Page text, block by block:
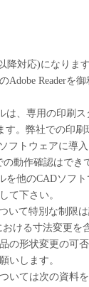
降対応)になりま
Readerを御
は、専用の印刷ス
す。弊社での印刷
フトウェアに導入
動作確認はでき
を他のCADソフト
て下さい。
いて特別な制限
ける寸法変更を
の形状変更の可
いします。
いては次の資料